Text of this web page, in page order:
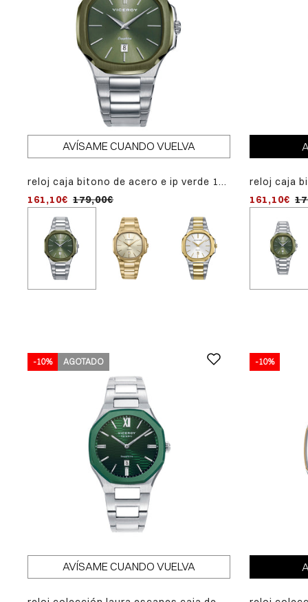
AVÍSAME CUANDO VUELVA
reloj caja bitono de acero e ip verde 10
cuarzo, colección laura escanes
161,10€ 179,00€
reloj
199,00€
reloj caja
cuarzo,
161,10€
-10% AGOTADO
AVÍSAME CUANDO VUELVA
-10%